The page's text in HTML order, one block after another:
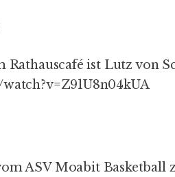
Rathauscafé ist Lutz von
ASV Moabit Basketball